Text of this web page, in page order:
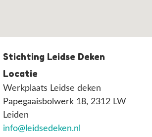
Stichting Leidse Deken
Locatie
Werkplaats Leidse deken
Papegaaisbolwerk 18, 2312 LW
Leiden
info@leidsedeken.nl